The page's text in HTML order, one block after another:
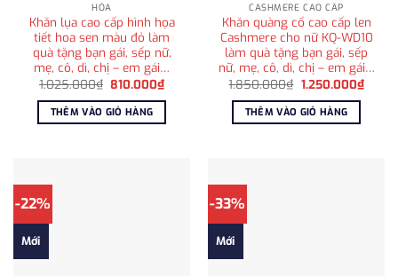
HỎA
Khăn lụa cao cấp hình họa
tiết hoa sen màu đỏ làm
quà tặng bạn gái, sếp nữ,
mẹ, cô, dì, chị – em gái…
1.025.000₫ Giá
là:
1.025.000₫.
810.000₫Giá
hiện
tại
810.000₫.
THÊM VÀO GIỎ HÀNG
CASHMERE CAO CẤP
Khăn quàng cổ cao cấp len
Cashmere cho nữ KQ-WD10
làm quà tặng bạn gái, sếp
nữ, mẹ, cô, dì, chị – em gái…
1.850.000₫ Giá
là:
1.850.000₫.
1.250.000₫Giá
hiện
THÊM VÀO GIỎ HÀNG
-22%
Mới
-33%
Mới